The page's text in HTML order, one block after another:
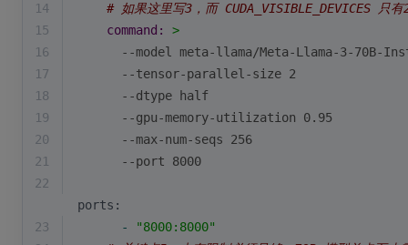
14
# 如果这里写3，而 CUDA_VISIBLE_DEVICES 只
15
command:
>
16
--model meta-llama/Meta-Llama-3-70B-
17
      --tensor-parallel-size 2
18
      --dtype half
19
      --gpu-memory-utilization 0.95
20
      --max-num-seqs 256
21
      --port 8000
22
ports:
23
-
"8000:8000"